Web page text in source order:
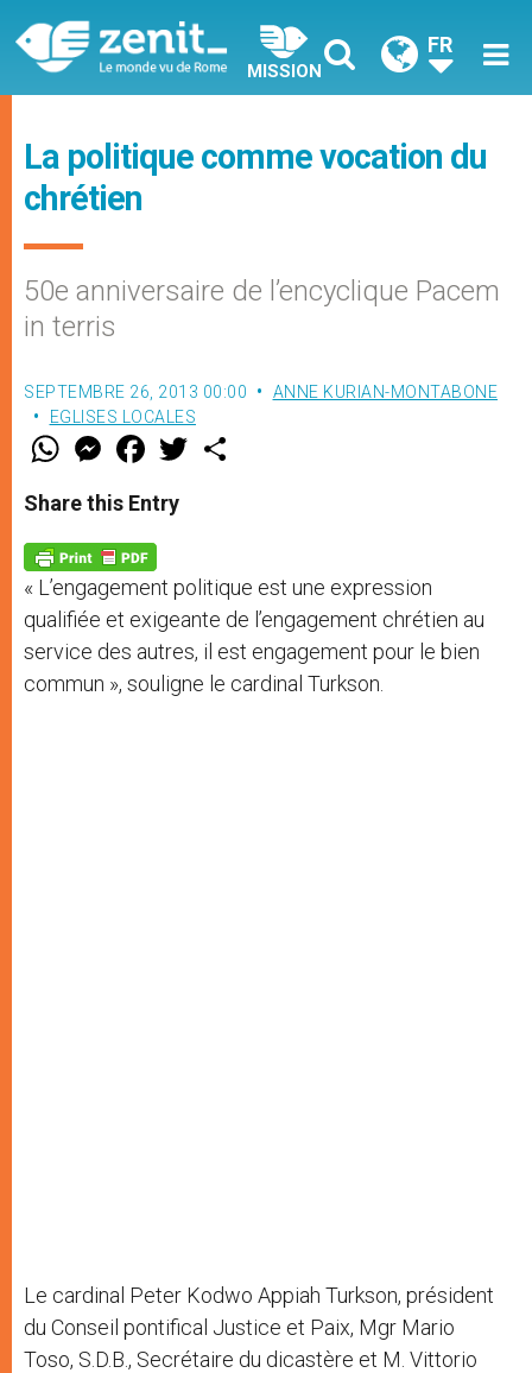
MISSION
FR
La politique comme vocation du
chrétien
50e anniversaire de l’encyclique Pacem
in terris
SEPTEMBRE 26, 2013 00:00
ANNE KURIAN-MONTABONE
EGLISES LOCALES
W
t
s
p
p
M
e
s
e
g
e
r
F
a
e
b
o
k
w
Share this Entry
« L’engagement politique est une expression
qualifiée et exigeante de l’engagement chrétien au
service des autres, il est engagement pour le bien
commun », souligne le cardinal Turkson.
Le cardinal Peter Kodwo Appiah Turkson, président
du Conseil pontifical Justice et Paix, Mgr Mario
Toso, S.D.B., Secrétaire du dicastère et M. Vittorio